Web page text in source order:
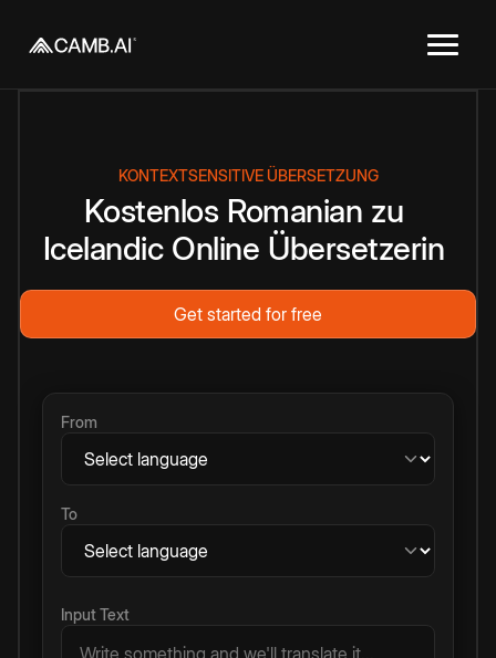
KONTEXTSENSITIVE ÜBERSETZUNG
Kostenlos Romanian zu
Icelandic Online Übersetzerin
Get started for free
From
To
Input Text